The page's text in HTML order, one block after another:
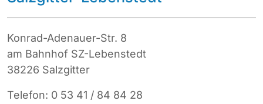
Konrad-Adenauer-Str. 8
am Bahnhof SZ-Lebenstedt
38226 Salzgitter
Telefon: 0 53 41 / 84 84 28